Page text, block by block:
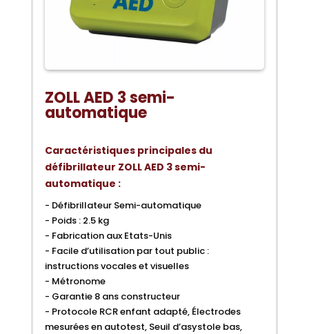
ZOLL AED 3 semi-
automatique
Caractéristiques principales du
défibrillateur ZOLL AED 3 semi-
automatique :
- Défibrillateur Semi-automatique
- Poids : 2.5 kg
- Fabrication aux Etats-Unis
- Facile d’utilisation par tout public :
instructions vocales et visuelles
- Métronome
- Garantie 8 ans constructeur
- Protocole RCR enfant adapté, Électrodes
mesurées en autotest, Seuil d’asystole bas,